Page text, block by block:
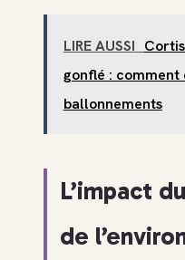
LIRE AUSSI
gonflé : comment
ballonnements
L’impact
de